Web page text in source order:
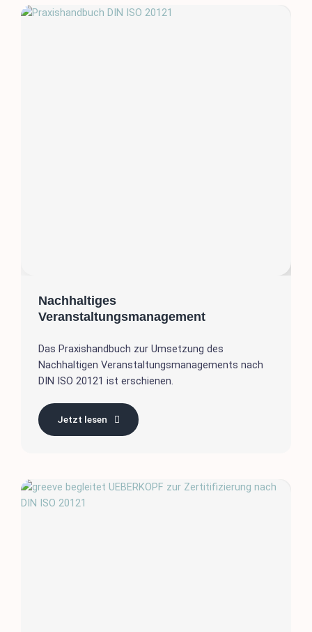
Nachhaltiges
Veranstaltungsmanagement
Das Praxishandbuch zur Umsetzung des
Nachhaltigen Veranstaltungsmanagements nach
DIN ISO 20121 ist erschienen.
Jetzt lesen